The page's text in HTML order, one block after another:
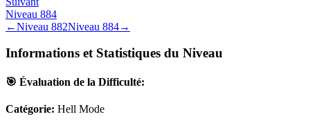
Niveau 884
←Niveau 882Niveau 884→
Informations et Statistiques du Niveau
🎯 Évaluation de la Difficulté:
Catégorie: Hell Mode